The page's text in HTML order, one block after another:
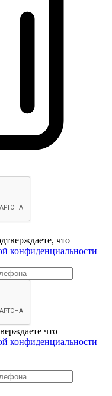
что
конфиденциальности
что
конфиденциальности